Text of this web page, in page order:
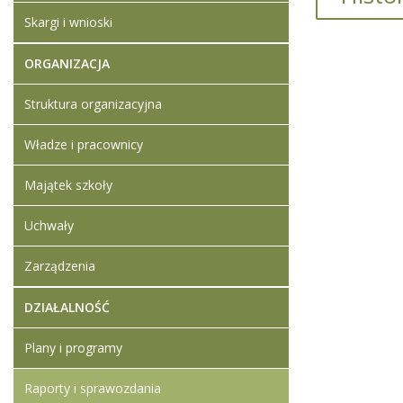
Skargi i wnioski
ORGANIZACJA
Struktura organizacyjna
Władze i pracownicy
Majątek szkoły
Uchwały
Zarządzenia
DZIAŁALNOŚĆ
Plany i programy
Raporty i sprawozdania